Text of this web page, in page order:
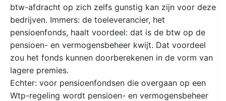
btw-afdracht op zich zelfs gunstig kan zijn voor deze
bedrijven. Immers: de toeleverancier, het
pensioenfonds, haalt voordeel: dat is de btw op de
pensioen- en vermogensbeheer kwijt. Dat voordeel
zou het fonds kunnen doorberekenen in de vorm van
lagere premies.
Echter: voor pensioenfondsen die overgaan op een
Wtp-regeling wordt pensioen- en vermogensbeheer